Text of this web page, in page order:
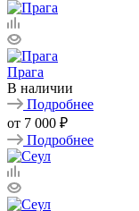
Прага
В наличии
Подробнее
от 7 000 ₽
Подробнее